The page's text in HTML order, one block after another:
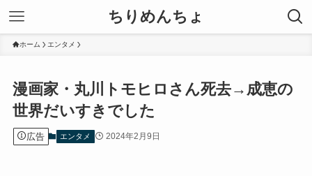
ちりめんちょ
ホーム エンタメ
漫画家・丸川トモヒロさん死去→成恵の
世界だいすきでした
広告 エンタメ 2024年2月9日